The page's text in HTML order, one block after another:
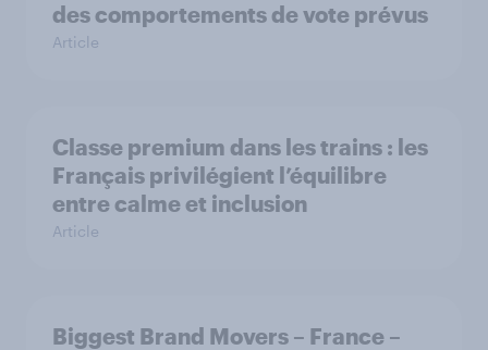
des comportements de vote prévus
Article
Classe premium dans les trains : les
Français privilégient l’équilibre
entre calme et inclusion
Article
Biggest Brand Movers – France –